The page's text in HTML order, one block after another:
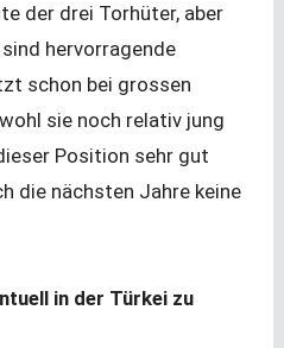
der drei Torhüter, aber
hervorragende
schon bei grossen
sie noch relativ jung
Position sehr gut
die nächsten Jahre keine
in der Türkei zu